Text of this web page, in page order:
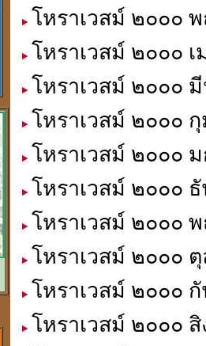
โหราเวสม์ ๒๐๐๐
โหราเวสม์ ๒๐๐๐
โหราเวสม์ ๒๐๐๐
โหราเวสม์ ๒๐๐๐
โหราเวสม์ ๒๐๐๐
โหราเวสม์ ๒๐๐๐
โหราเวสม์ ๒๐๐๐
โหราเวสม์ ๒๐๐๐
โหราเวสม์ ๒๐๐๐
โหราเวสม์ ๒๐๐๐